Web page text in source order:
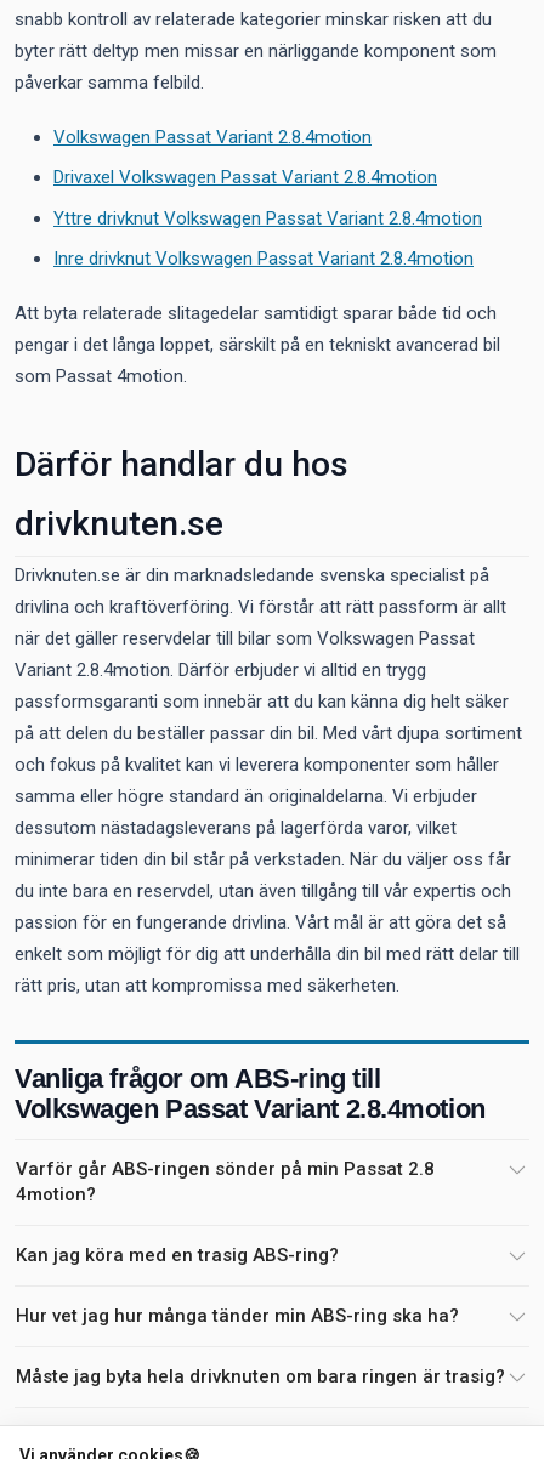
snabb kontroll av relaterade kategorier minskar risken att du
byter rätt deltyp men missar en närliggande komponent som
påverkar samma felbild.
Volkswagen Passat Variant 2.8.4motion
Drivaxel Volkswagen Passat Variant 2.8.4motion
Yttre drivknut Volkswagen Passat Variant 2.8.4motion
Inre drivknut Volkswagen Passat Variant 2.8.4motion
Att byta relaterade slitagedelar samtidigt sparar både tid och
pengar i det långa loppet, särskilt på en tekniskt avancerad bil
som Passat 4motion.
Därför handlar du hos
drivknuten.se
Drivknuten.se är din marknadsledande svenska specialist på
drivlina och kraftöverföring. Vi förstår att rätt passform är allt
när det gäller reservdelar till bilar som Volkswagen Passat
Variant 2.8.4motion. Därför erbjuder vi alltid en trygg
passformsgaranti som innebär att du kan känna dig helt säker
på att delen du beställer passar din bil. Med vårt djupa sortiment
och fokus på kvalitet kan vi leverera komponenter som håller
samma eller högre standard än originaldelarna. Vi erbjuder
dessutom nästadagsleverans på lagerförda varor, vilket
minimerar tiden din bil står på verkstaden. När du väljer oss får
du inte bara en reservdel, utan även tillgång till vår expertis och
passion för en fungerande drivlina. Vårt mål är att göra det så
enkelt som möjligt för dig att underhålla din bil med rätt delar till
rätt pris, utan att kompromissa med säkerheten.
Vanliga frågor om ABS-ring till
Volkswagen Passat Variant 2.8.4motion
Varför går ABS-ringen sönder på min Passat 2.8
4motion?
Kan jag köra med en trasig ABS-ring?
Hur vet jag hur många tänder min ABS-ring ska ha?
Måste jag byta hela drivknuten om bara ringen är trasig?